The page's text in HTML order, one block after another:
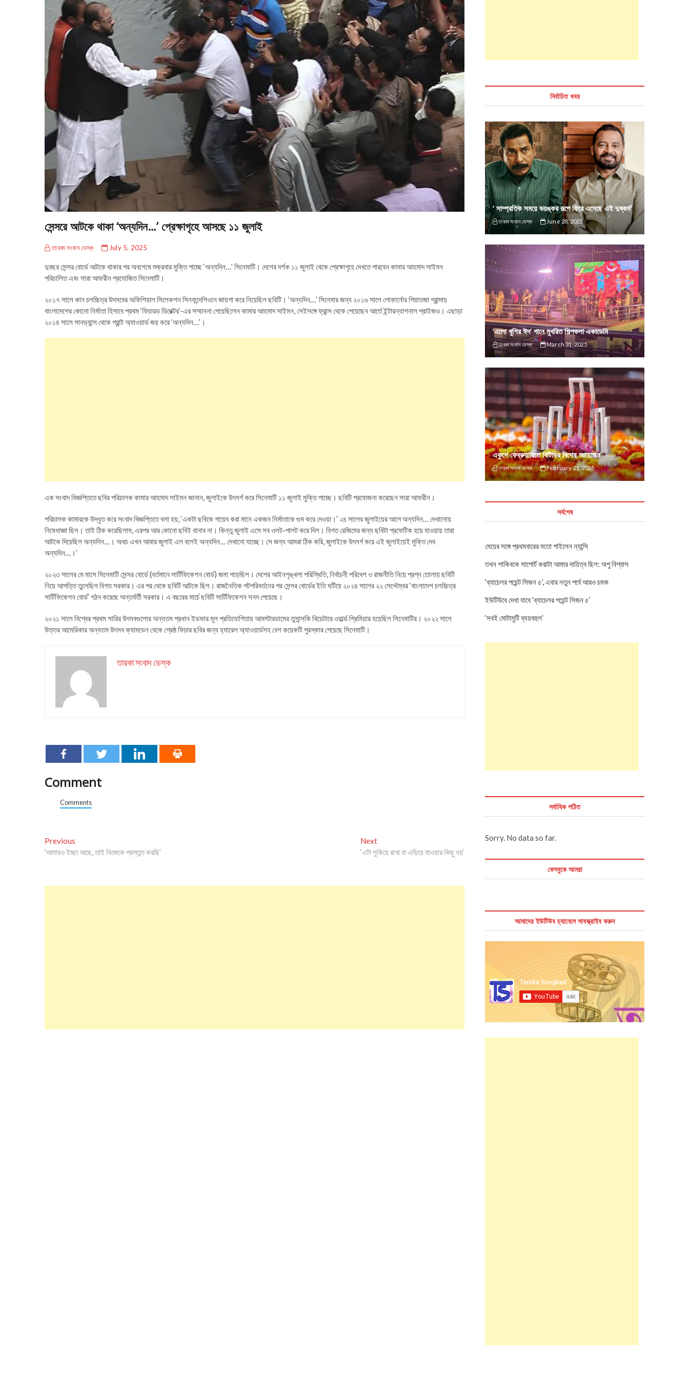
সেন্সরে আটকে থাকা ‘অন্যদিন…’ প্রেক্ষাগৃহে আসছে ১১ জুলাই
তারকা সংবাদ ডেস্ক July 5, 2025
দুবছর সেন্সর বোর্ডে আটকে থাকার পর অবশেষে শুক্রবার মুক্তি পাচ্ছে ‘অন্যদিন…’ সিনেমাটি। দেশের দর্শক ১১ জুলাই থেকে প্রেক্ষাগৃহে দেখতে পারবেন কামার আহমাদ সাইমন
পরিচালিত এবং সারা আফরীন প্রযোজিত সিনেমাটি।
২০১৭ সালে কান চলচ্চিত্র উৎসবের অফিশিয়াল সিলেকশন সিনফন্দেশিওনে জায়গা করে নিয়েছিল ছবিটি। ‘অন্যদিন…’ সিনেমার জন্য ২০১৬ সালে লোকার্নোর পিয়াতজা গ্রান্দায়
বাংলাদেশের কোনো নির্মাতা হিসাবে প্রথম ‘ফিচারড ডিরেক্টর’-এর সম্মাননা পেয়েছিলেন কামার আহমাদ সাইমন, সেইসঙ্গে ফ্রান্স থেকে পেয়েছেন আর্তে ইন্টারন্যাশনাল প্রাইজও। এছাড়া
২০১৪ সালে সানড্যান্স থেকে গ্রান্ট অ্যাওয়ার্ড জয় করে ‘অন্যদিন…’।
এক সংবাদ বিজ্ঞপ্তিতে ছবির পরিচালক কামার আহমাদ সাইমন জানান, জুলাইকে উৎসর্গ করে সিনেমাটি ১১ জুলাই মুক্তি পাচ্ছে। ছবিটি প্রযোজনা করেছেন সারা আফরীন।
পরিচালক কামারকে উদ্ধৃত করে সংবাদ বিজ্ঞপ্তিতে বলা হয়, ‘একটা ছবিকে গায়েব করা মানে একজন নির্মাতাকে গুম করে দেওয়া।’ ২৪ সালের জুলাইয়ের আগে অন্যদিন… দেখানোয়
নিষেধাজ্ঞা ছিল। তাই ঠিক করেছিলাম, এরপর আর কোনো ছবিই বানাব না। কিন্তু জুলাই এসে সব ওলট-পালট করে দিল। বিগত রেজিমের জন্য ছবিটা প্রফেটিক হয়ে যাওয়ায় তারা
আটকে দিয়েছিল অন্যদিন…। অথচ এখন আবার জুলাই এল বলেই অন্যদিন… দেখানো যাচ্ছে। সে জন্য আমরা ঠিক করি, জুলাইকে উৎসর্গ করে এই জুলাইয়েই মুক্তি দেব
অন্যদিন…।’
২০২৩ সালের মে মাসে সিনেমাটি সেন্সর বোর্ডে (বর্তমানে সার্টিফিকেশন বোর্ড) জমা পড়েছিল। দেশের আইনশৃঙ্খলা পরিস্থিতি, নির্বাচনী পরিবেশ ও রাজনীতি নিয়ে প্রশ্ন তোলায় ছবিটি
নিয়ে আপত্তি তুলেছিল বিগত সরকার। এর পর থেকে ছবিটি আটকে ছিল। রাজনৈতিক পটপরিবর্তনের পর সেন্সর বোর্ডের ইতি ঘটিয়ে ২০২৪ সালের ২২ সেপ্টেম্বর ‘বাংলাদেশ চলচ্চিত্র
সার্টিফিকেশন বোর্ড’ গঠন করেছে অন্তর্বর্তী সরকার। এ বছরের মার্চে ছবিটি সার্টিফিকেশন সনদ পেয়েছে।
২০২১ সালে বিশ্বের প্রথম সারির উৎসবগুলোর অন্যতম প্রধান ইডফার মূল প্রতিযোগিতায় আমস্টারডামের তুসান্সকি থিয়েটারে ওয়ার্ল্ড প্রিমিয়ার হয়েছিল সিনেমাটির। ২০২২ সালে
উত্তর আমেরিকার অন্যতম উৎসব ক্যামডেন থেকে শ্রেষ্ঠ ফিচার ছবির জন্য হ্যারেল অ্যাওয়ার্ডসহ বেশ কয়েকটি পুরস্কার পেয়েছে সিনেমাটি।
তারকা সংবাদ ডেস্ক
Comment
Comments
Post
navigation
Previous
post:
‘আমারও ইচ্ছা আছে, তাই নিজেকে প্রস্তুত করছি’
NextNext
post:
‘এটা লুকিয়ে রাখা বা এড়িয়ে যাওয়ার কিছু নয়’
নির্বাচিত খবর
‘ সাম্প্রতিক সময়ে ভয়ঙ্কর রূপে ফিরে এসেছে এই দুষ্কর্ম’
তারকা সংবাদ ডেস্ক June 28, 2025
‘এলো খুশির ঈদ’ গানে মুখরিত শিল্পকলা একাডেমি
তারকা সংবাদ ডেস্ক March 31, 2025
একুশে ফেব্রুয়ারিতে বিটিভির বিশেষ আয়োজন
তারকা সংবাদ ডেস্ক February 21, 2025
সর্বশেষ
মেয়ের সঙ্গে প্রথমবারের মতো গাইলেন ন্যান্সি
তখন শাকিবকে সাপোর্ট করাটা আমার দায়িত্ব ছিল: অপু বিশ্বাস
‘ব্যাচেলর পয়েন্ট সিজন ৫’, এবার নতুন পর্বে আরও চমক
ইউটিউবে দেখা যাবে ‘ব্যাচেলর পয়েন্ট সিজন ৫’
‘সবই মোটামুটি ব্যয়বহুল’
সর্বাধিক পঠিত
Sorry. No data so far.
ফেসবুকে আমরা
আমাদের ইউটিউব চ্যানেলে সাবস্ক্রাইব করুন